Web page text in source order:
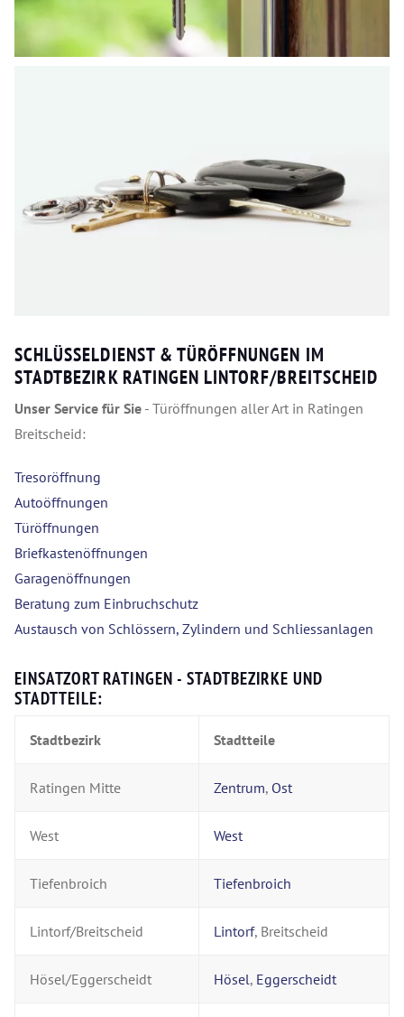
SCHLÜSSELDIENST & TÜRÖFFNUNGEN IM
STADTBEZIRK RATINGEN LINTORF/BREITSCHEID
Unser Service für Sie - Türöffnungen aller Art in Ratingen
Breitscheid:
Tresoröffnung
Autoöffnungen
Türöffnungen
Briefkastenöffnungen
Garagenöffnungen
Beratung zum Einbruchschutz
Austausch von Schlössern, Zylindern und Schliessanlagen
EINSATZORT RATINGEN - STADTBEZIRKE UND
STADTTEILE:
Stadtbezirk Stadtteile
Ratingen Mitte Zentrum, Ost
West West
Tiefenbroich Tiefenbroich
Lintorf/Breitscheid Lintorf, Breitscheid
Hösel/Eggerscheidt Hösel, Eggerscheidt